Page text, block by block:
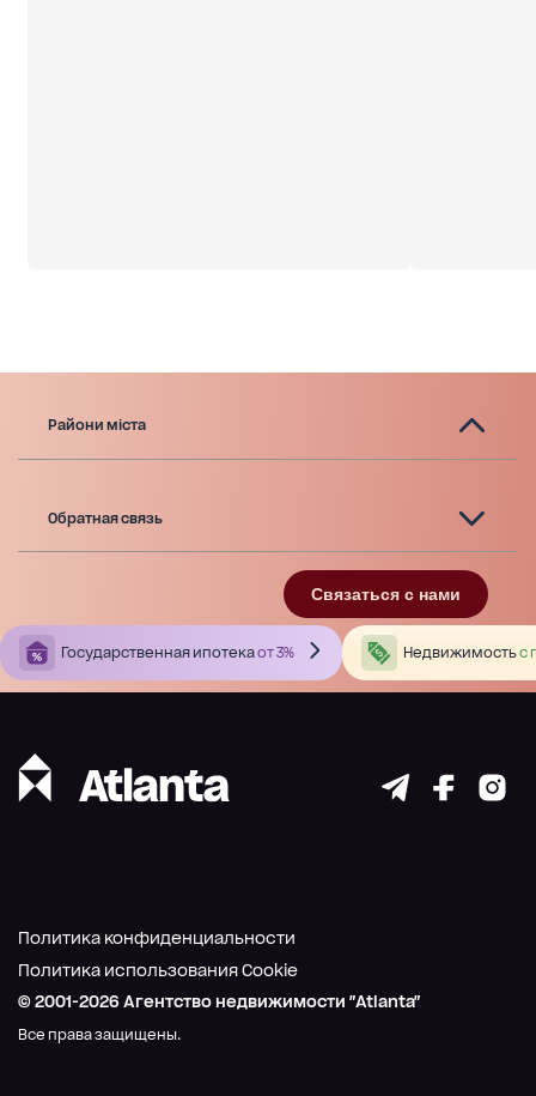
Райони міста
Обратная связь
Связаться с нами
Государственная ипотекаот 3% Недвижимостьс
© 2001-2026 Агентство недвижимости "Atlanta"
Все права защищены.
Политика конфиденциальности
Политика использования Cookie